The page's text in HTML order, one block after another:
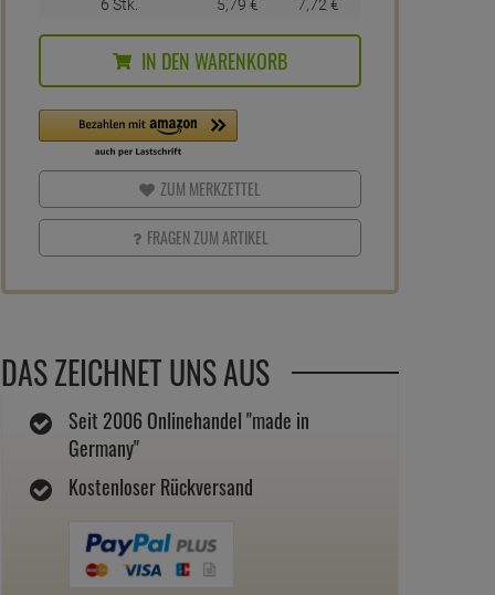
6 Stk.
5, 79 € 7, 72 €
IN DEN WARENKORB
ZUM MERKZETTEL
FRAGEN ZUM ARTIKEL
DAS ZEICHNET UNS AUS
Seit 2006 Onlinehandel "made in
Germany"
Kostenloser Rückversand